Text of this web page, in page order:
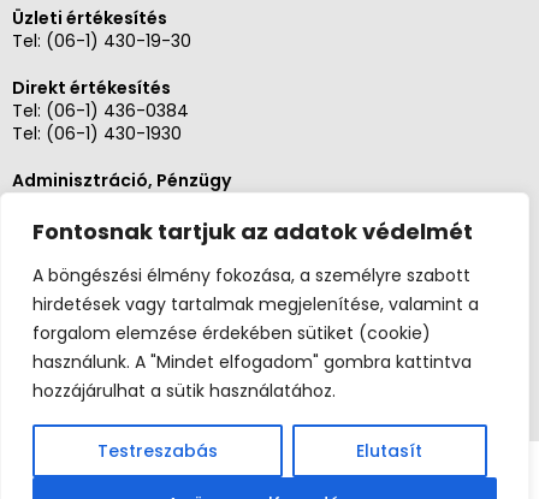
Fontosnak tartjuk az adatok védelmét
A böngészési élmény fokozása, a személyre szabott
hirdetések vagy tartalmak megjelenítése, valamint a
forgalom elemzése érdekében sütiket (cookie)
használunk. A "Mindet elfogadom" gombra kattintva
hozzájárulhat a sütik használatához.
Testreszabás Elutasít
Üzleti értékesítés
Tel: (06-1) 430-19-30
Direkt értékesítés
Tel: (06-1) 436-0384
Tel: (06-1) 430-1930
Adminisztráció, Pénzügy
Szerviz és karbantartás
Tel: (06-20)3268654
Tel: (06-1) 436-0384